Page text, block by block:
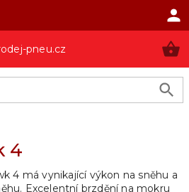
pneu.cz
4
4 má vynikající výkon na sněhu a
Excelentní brzdění na mokru